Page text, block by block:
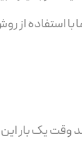
شما با
وقت یک بار